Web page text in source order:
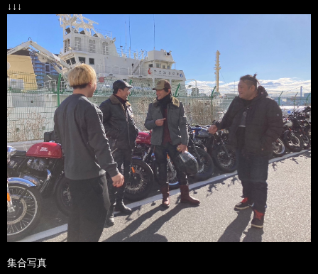
↓↓↓
集合写真